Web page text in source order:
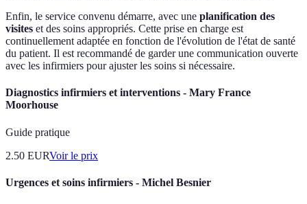
Enfin, le service convenu démarre, avec une planification des
visites et des soins appropriés. Cette prise en charge est
continuellement adaptée en fonction de l'évolution de l'état de santé
du patient. Il est recommandé de garder une communication ouverte
avec les infirmiers pour ajuster les soins si nécessaire.
Diagnostics infirmiers et interventions - Mary France
Moorhouse
Guide pratique
2.50 EURVoir le prix
Urgences et soins infirmiers - Michel Besnier